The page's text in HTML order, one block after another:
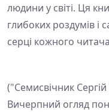
людини у світі. Ця
глибоких роздумів і
серці кожного
("Семисвічник
Вичерпний огляд